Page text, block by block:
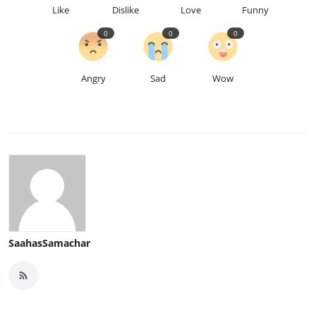
Like Dislike Love Funny
Angry
0
Sad
0
Wow
0
SaahasSamachar